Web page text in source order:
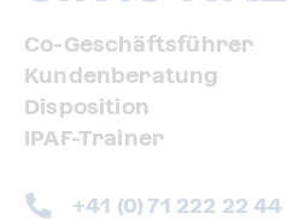
Co-Geschäftsführer
Kundenberatung
Disposition
IPAF-Trainer
+41 (0) 71 222 22 44